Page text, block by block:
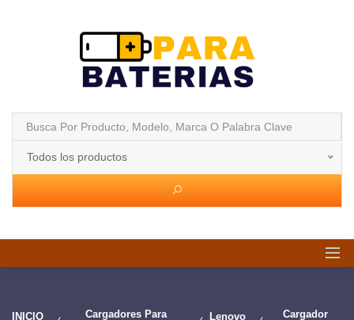
Todos los productos
INICIO
Cargadores Para
Lenovo
Cargador